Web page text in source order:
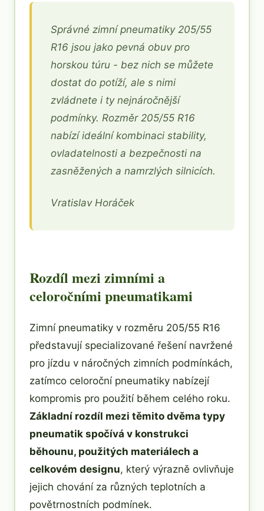
Správné zimní pneumatiky 205/55
R16 jsou jako pevná obuv pro
horskou túru - bez nich se můžete
dostat do potíží, ale s nimi
zvládnete i ty nejnáročnější
podmínky. Rozměr 205/55 R16
nabízí ideální kombinaci stability,
ovladatelnosti a bezpečnosti na
zasněžených a namrzlých silnicích.
Vratislav Horáček
Rozdíl mezi zimními a
celoročními pneumatikami
Zimní pneumatiky v rozměru 205/55 R16
představují specializované řešení navržené
pro jízdu v náročných zimních podmínkách,
zatímco celoroční pneumatiky nabízejí
kompromis pro použití během celého roku.
Základní rozdíl mezi těmito dvěma typy
pneumatik spočívá v konstrukci
běhounu, použitých materiálech a
celkovém designu, který výrazně ovlivňuje
jejich chování za různých teplotních a
povětrnostních podmínek.